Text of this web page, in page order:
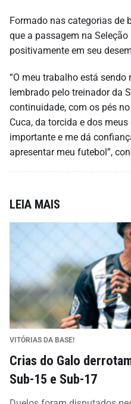
Formado nas categorias de
que a passagem na
positivamente em seu
“O meu trabalho está sendo
lembrado pelo treinador da
continuidade, com os pés
Cuca, da torcida e dos
importante e me dá
apresentar meu futebol”,
LEIA MAIS
VITÓRIAS DA BASE!
Crias do Galo
Sub-15 e Sub-17